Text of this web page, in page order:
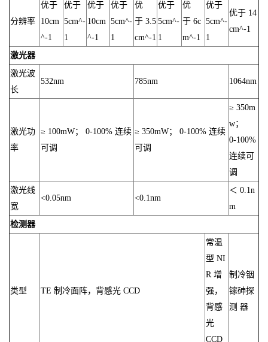
分辨率
优于
10cm
^-1
优于
5cm^-
1
优于
10cm
^-1
优于
5cm^-
1
优
于 3.5
cm^-1
优于
5cm^-
1
优
于 6c
m^-1
优于
5cm^-
1
优于 14
cm^-1
激光器
激光波
长
532nm 785nm 1064nm
激光功
率
≥ 100mW； 0-100% 连续
可调
≥ 350mW； 0-100% 连续
可调
≥ 350m
w；
0-100%
连续可
调
激光线
宽
<0.05nm <0.1nm
＜ 0.1n
m
检测器
类型 TE 制冷面阵，背感光 CCD
常温
型 NI
R 增
强，
背感
光
CCD
制冷铟
镓砷探
测 器